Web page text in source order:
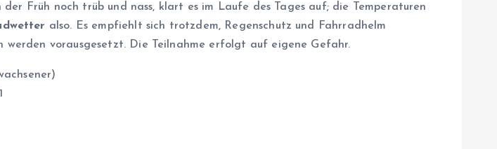
Früh noch trüb und nass, klart es im Laufe des Tages auf; die Temperaturen
also. Es empfiehlt sich trotzdem, Regenschutz und Fahrradhelm
vorausgesetzt. Die Teilnahme erfolgt auf eigene Gefahr.